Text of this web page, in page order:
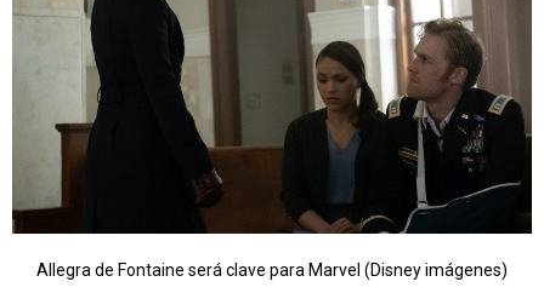
Allegra de Fontaine será clave para Marvel (Disney imágenes)